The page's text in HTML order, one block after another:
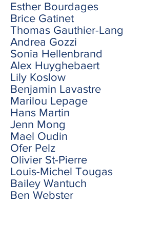
Esther Bourdages
Brice Gatinet
Thomas Gauthier-Lang
Andrea Gozzi
Sonia Hellenbrand
Alex Huyghebaert
Lily Koslow
Benjamin Lavastre
Marilou Lepage
Hans Martin
Jenn Mong
Mael Oudin
Ofer Pelz
Olivier St-Pierre
Louis-Michel Tougas
Bailey Wantuch
Ben Webster